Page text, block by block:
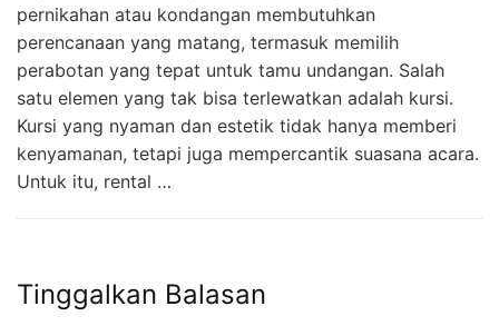
pernikahan atau kondangan membutuhkan
perencanaan yang matang, termasuk memilih
perabotan yang tepat untuk tamu undangan. Salah
satu elemen yang tak bisa terlewatkan adalah kursi.
Kursi yang nyaman dan estetik tidak hanya memberi
kenyamanan, tetapi juga mempercantik suasana acara.
Untuk itu, rental …
Tinggalkan Balasan